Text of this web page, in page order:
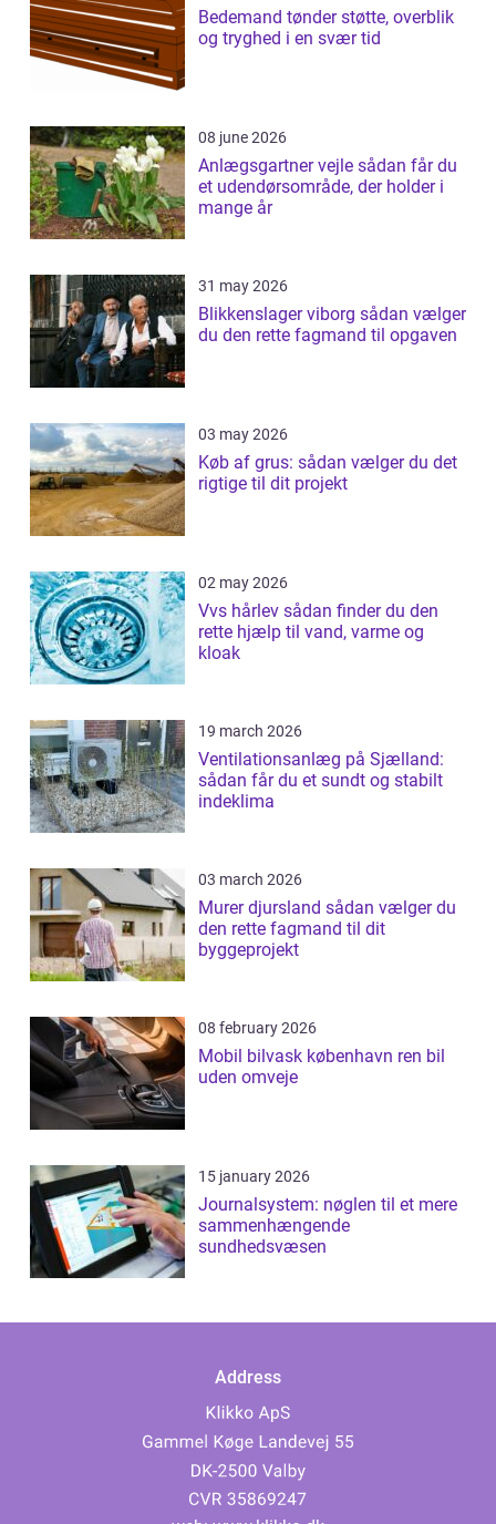
Bedemand tønder støtte, overblik
og tryghed i en svær tid
08 june 2026
Anlægsgartner vejle sådan får du
et udendørsområde, der holder i
mange år
31 may 2026
Blikkenslager viborg sådan vælger
du den rette fagmand til opgaven
03 may 2026
Køb af grus: sådan vælger du det
rigtige til dit projekt
02 may 2026
Vvs hårlev sådan finder du den
rette hjælp til vand, varme og
kloak
19 march 2026
Ventilationsanlæg på Sjælland:
sådan får du et sundt og stabilt
indeklima
03 march 2026
Murer djursland sådan vælger du
den rette fagmand til dit
byggeprojekt
08 february 2026
Mobil bilvask københavn ren bil
uden omveje
15 january 2026
Journalsystem: nøglen til et mere
sammenhængende
sundhedsvæsen
Address